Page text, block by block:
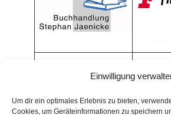
Einwilligung
Um dir ein optimales Erlebnis zu bieten,
Cookies, um Geräteinformationen zu speichern